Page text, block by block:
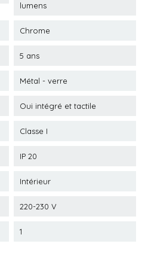
lumens
Chrome
5 ans
Métal - verre
Oui intégré et tactile
Classe I
IP 20
Intérieur
220-230 V
1